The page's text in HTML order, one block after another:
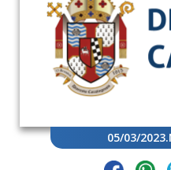
05/03/2023.